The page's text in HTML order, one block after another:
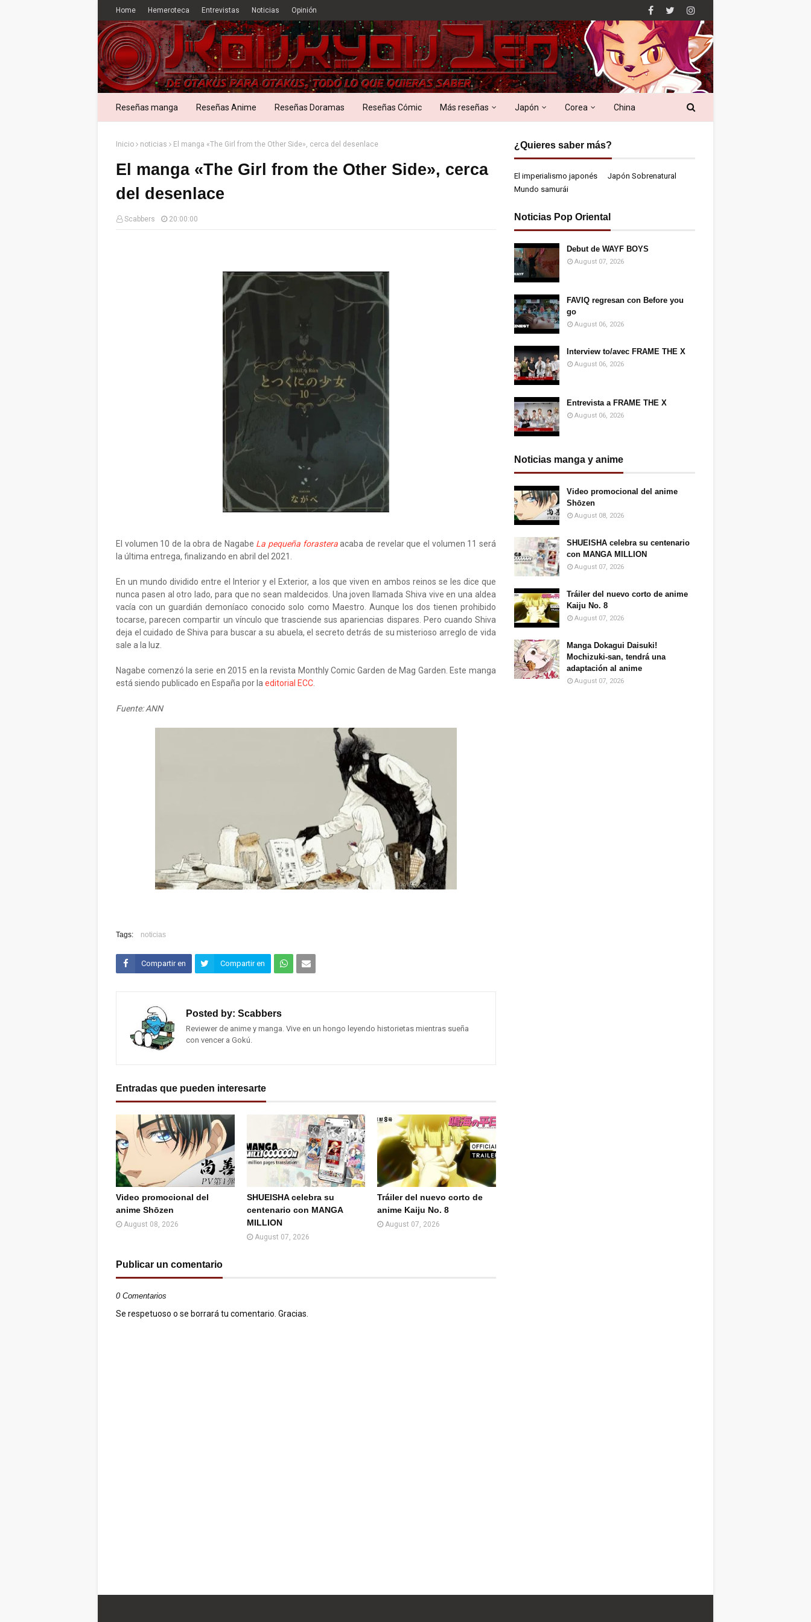
Home Hemeroteca Entrevistas Noticias Opinión
Reseñas manga Reseñas Anime Reseñas Doramas Reseñas Cómic Más reseñas Japón Corea China
Inicio noticias El manga «The Girl from the Other Side», cerca del desenlace
El manga «The Girl from the Other Side», cerca
del desenlace
Scabbers 20:00:00
El volumen 10 de la obra de Nagabe La pequeña forasteraacaba de revelar que el volumen 11 será
la última entrega, finalizando en abril del 2021.
En un mundo dividido entre el Interior y el Exterior, a los que viven en ambos reinos se les dice que
nunca pasen al otro lado, para que no sean maldecidos. Una joven llamada Shiva vive en una aldea
vacía con un guardián demoníaco conocido solo como Maestro. Aunque los dos tienen prohibido
tocarse, parecen compartir un vínculo que trasciende sus apariencias dispares. Pero cuando Shiva
deja el cuidado de Shiva para buscar a su abuela, el secreto detrás de su misterioso arreglo de vida
sale a la luz.
Nagabe comenzó la serie en 2015 en la revista Monthly Comic Garden de Mag Garden. Este manga
está siendo publicado en España por la editorial ECC
Fuente: ANN
Tags: noticias
Compartir en Compartir en
Posted by: Scabbers
Reviewer de anime y manga. Vive en un hongo leyendo historietas mientras sueña
con vencer a Gokú.
Entradas que pueden interesarte
Video promocional del
anime Shōzen
August 08, 2026
SHUEISHA celebra su
centenario con MANGA
MILLION
August 07, 2026
Tráiler del nuevo corto de
anime Kaiju No. 8
August 07, 2026
Publicar un comentario
0 Comentarios
Se respetuoso o se borrará tu comentario. Gracias.
¿Quieres saber más?
El imperialismo japonés
Japón Sobrenatural
Mundo samurái
Noticias Pop Oriental
Debut de WAYF BOYS
August 07, 2026
FAVIQ regresan con Before you
go
August 06, 2026
Interview to/avec FRAME THE X
August 06, 2026
Entrevista a FRAME THE X
August 06, 2026
Noticias manga y anime
Video promocional del anime
Shōzen
August 08, 2026
SHUEISHA celebra su centenario
con MANGA MILLION
August 07, 2026
Tráiler del nuevo corto de anime
Kaiju No. 8
August 07, 2026
Manga Dokagui Daisuki!
Mochizuki-san, tendrá una
adaptación al anime
August 07, 2026